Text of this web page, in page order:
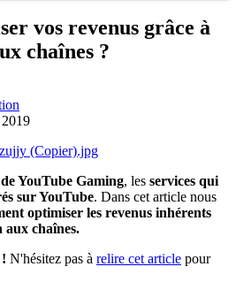
vos revenus grâce à
chaînes ?
YouTube Gaming, les services qui
sur YouTube. Dans cet article nous
optimiser les revenus inhérents
aux chaînes.
N'hésitez pas à relire cet article pour